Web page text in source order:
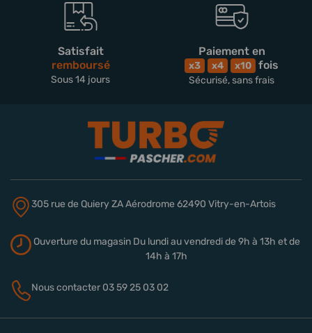
Satisfait
remboursé
Sous 14 jours
Paiement en
x3 x4 x10 fois
Sécurisé, sans frais
305 rue de QuieryZA Aérodrome 62490 Vitry-en-Artois
Ouverture du magasinDu lundi au vendredi de 9h à 13h et de
14h à 17h
Nous contacter 03 59 25 03 02